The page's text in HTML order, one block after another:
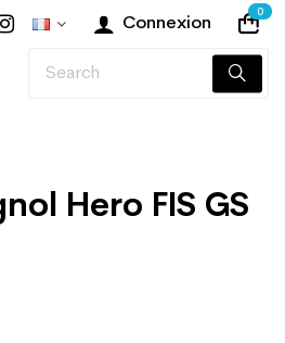
Connexion
0
Hero FIS GS